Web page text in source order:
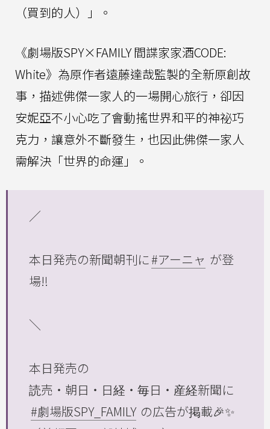
（買到的人）」。
《劇場版SPY×FAMILY 間諜家家酒CODE:
White》為原作者遠藤達哉監製的全新原創故
事，描述佛傑一家人的一場開心旅行，卻因
安妮亞不小心吃了會動搖世界和平的神祕巧
克力，讓意外不斷發生，也因此佛傑一家人
需解決「世界的命運」。
／
本日発売の新聞朝刊に#アーニャ が登
場‼️
＼
本日発売の
読売・朝日・日経・毎日・産経新聞に
#劇場版SPY_FAMILY の広告が掲載🎉✨